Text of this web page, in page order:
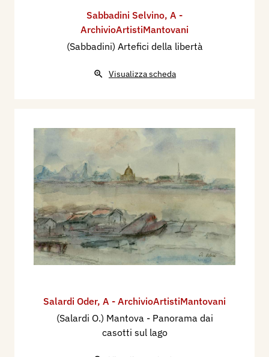
Sabbadini Selvino, A -
ArchivioArtistiMantovani
(Sabbadini) Artefici della libertà
Visualizza scheda
Salardi Oder, A - ArchivioArtistiMantovani
(Salardi O.) Mantova - Panorama dai
casotti sul lago